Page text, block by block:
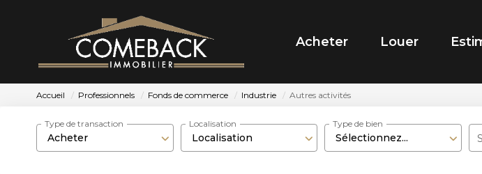
Acheter Louer
Accueil Professionnels Fonds de commerce Industrie Autres activités
Acheter
Type de transaction
Localisation
Localisation
Sélectionnez...
Type de bien